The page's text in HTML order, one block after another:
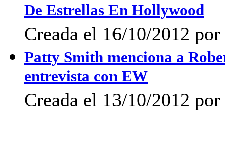
De Estrellas En Hollywood
Creada el 16/10/2012
Patty Smith menciona a
entrevista con EW
Creada el 13/10/2012